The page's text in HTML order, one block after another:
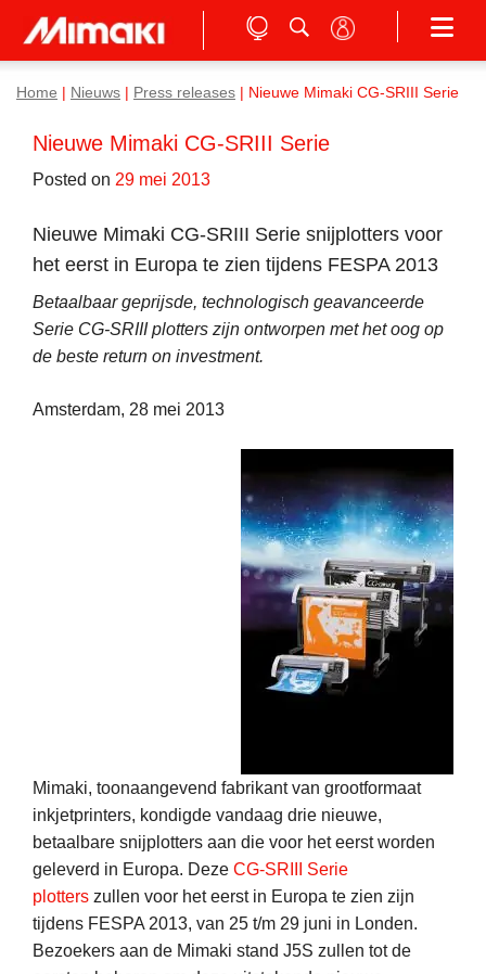
Home Nieuws Press releases Nieuwe Mimaki CG-SRIII Serie
Nieuwe Mimaki CG-SRIII Serie
Posted on 29 mei 2013
Nieuwe Mimaki CG-SRIII Serie snijplotters voor
het eerst in Europa te zien tijdens FESPA 2013
Betaalbaar geprijsde, technologisch geavanceerde
Serie CG-SRIII plotters zijn ontworpen met het oog op
de beste return on investment.
Amsterdam, 28 mei 2013
Mimaki, toonaangevend fabrikant van grootformaat
inkjetprinters, kondigde vandaag drie nieuwe,
betaalbare snijplotters aan die voor het eerst worden
geleverd in Europa. Deze CG-SRIII Serie
plotters zullen voor het eerst in Europa te zien zijn
tijdens FESPA 2013, van 25 t/m 29 juni in Londen.
Bezoekers aan de Mimaki stand J5S zullen tot de